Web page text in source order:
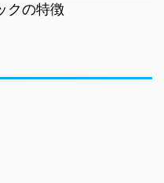
クの特徴